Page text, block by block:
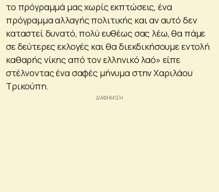
το πρόγραμμά μας χωρίς εκπτώσεις, ένα
πρόγραμμα αλλαγής πολιτικής και αν αυτό δεν
καταστεί δυνατό, πολύ ευθέως σας λέω, θα πάμε
σε δεύτερες εκλογές και θα διεκδικήσουμε εντολή
καθαρής νίκης από τον ελληνικό λαό» είπε
στέλνοντας ένα σαφές μήνυμα στην Χαριλάου
Τρικούπη.